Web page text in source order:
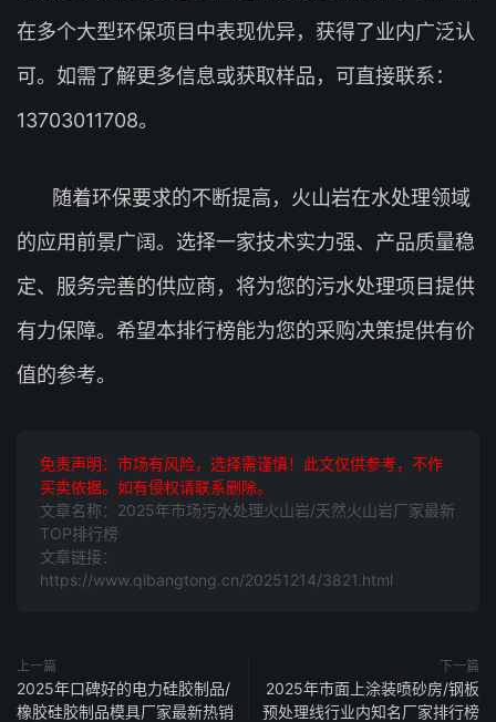
在多个大型环保项目中表现优异，获得了业内广泛认
可。如需了解更多信息或获取样品，可直接联系：
13703011708。
随着环保要求的不断提高，火山岩在水处理领域
的应用前景广阔。选择一家技术实力强、产品质量稳
定、服务完善的供应商，将为您的污水处理项目提供
有力保障。希望本排行榜能为您的采购决策提供有价
值的参考。
免责声明：市场有风险，选择需谨慎！此文仅供参考，不作
买卖依据。如有侵权请联系删除。
文章名称：2025年市场污水处理火山岩/天然火山岩厂家最新
TOP排行榜
文章链接：
https://www.qibangtong.cn/20251214/3821.html
上一篇
2025年口碑好的电力硅胶制品/
橡胶硅胶制品模具厂家最新热销
下一篇
2025年市面上涂装喷砂房/钢板
预处理线行业内知名厂家排行榜